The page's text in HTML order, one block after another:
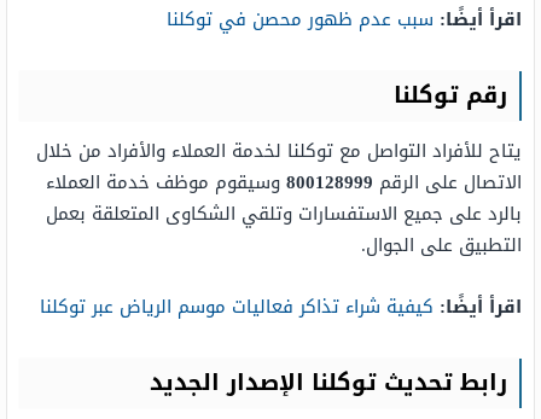
اقرأ أيضًا: سبب عدم ظهور محصن في توكلنا
رقم توكلنا
يتاح للأفراد التواصل مع توكلنا لخدمة العملاء والأفراد من خلال
الاتصال على الرقم 800128999وسيقوم موظف خدمة العملاء
بالرد على جميع الاستفسارات وتلقي الشكاوى المتعلقة بعمل
التطبيق على الجوال.
اقرأ أيضًا: كيفية شراء تذاكر فعاليات موسم الرياض عبر توكلنا
رابط تحديث توكلنا الإصدار الجديد